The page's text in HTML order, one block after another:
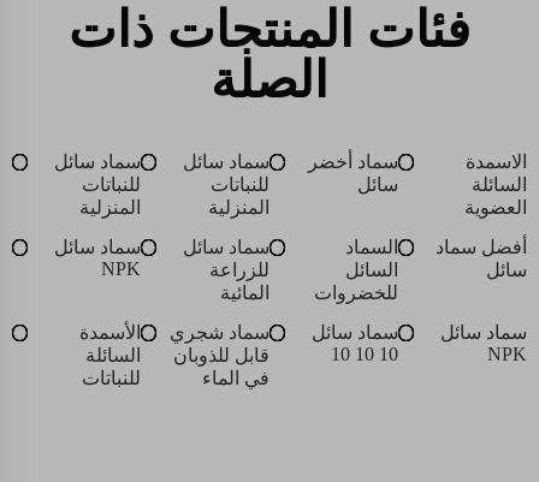
فئات المنتجات ذات
الصلة
الاسمدة
السائلة
العضوية
سماد أخضر
سائل
سماد سائل
للنباتات
المنزلية
سماد سائل
للنباتات
المنزلية
أفضل سماد
سائل
السماد
السائل
للخضروات
سماد سائل
للزراعة
المائية
سماد سائل
NPK
سماد سائل
NPK
سماد سائل
10 10 10
سماد شجري
قابل للذوبان
في الماء
الأسمدة
السائلة
للنباتات